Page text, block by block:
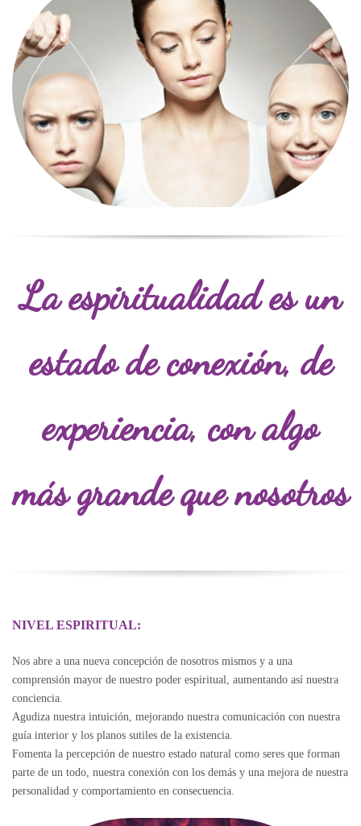
La espiritualidad es un
estado de conexión, de
experiencia, con algo
más grande que nosotros
NIVEL ESPIRITUAL:
Nos abre a una nueva concepción de nosotros mismos y a una
comprensión mayor de nuestro poder espiritual, aumentando así nuestra
conciencia.
Agudiza nuestra intuición, mejorando nuestra comunicación con nuestra
guía interior y los planos sutiles de la existencia.
Fomenta la percepción de nuestro estado natural como seres que forman
parte de un todo, nuestra conexión con los demás y una mejora de nuestra
personalidad y comportamiento en consecuencia.